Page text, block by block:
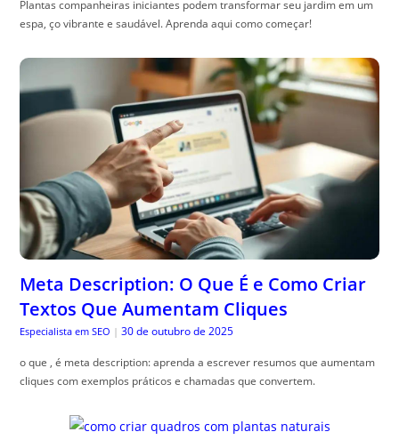
Plantas companheiras iniciantes podem transformar seu jardim em um
espa, ço vibrante e saudável. Aprenda aqui como começar!
Meta Description: O Que É e Como Criar
Textos Que Aumentam Cliques
Especialista em SEO | 30 de outubro de 2025
o que , é meta description: aprenda a escrever resumos que aumentam
cliques com exemplos práticos e chamadas que convertem.